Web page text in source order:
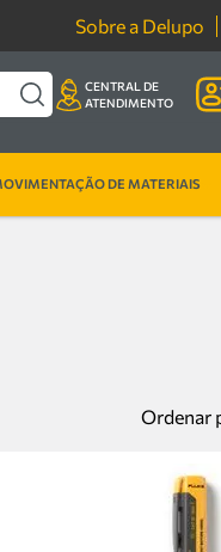
Sobre a Delupo
CENTRAL DE
ATENDIMENTO
DE MATERIAIS